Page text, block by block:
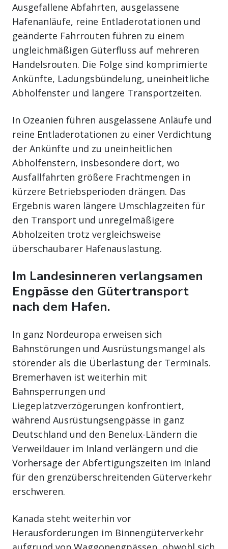
Ausgefallene Abfahrten, ausgelassene
Hafenanläufe, reine Entladerotationen und
geänderte Fahrrouten führen zu einem
ungleichmäßigen Güterfluss auf mehreren
Handelsrouten. Die Folge sind komprimierte
Ankünfte, Ladungsbündelung, uneinheitliche
Abholfenster und längere Transportzeiten.
In Ozeanien führen ausgelassene Anläufe und
reine Entladerotationen zu einer Verdichtung
der Ankünfte und zu uneinheitlichen
Abholfenstern, insbesondere dort, wo
Ausfallfahrten größere Frachtmengen in
kürzere Betriebsperioden drängen. Das
Ergebnis waren längere Umschlagzeiten für
den Transport und unregelmäßigere
Abholzeiten trotz vergleichsweise
überschaubarer Hafenauslastung.
Im Landesinneren verlangsamen
Engpässe den Gütertransport
nach dem Hafen.
In ganz Nordeuropa erweisen sich
Bahnstörungen und Ausrüstungsmangel als
störender als die Überlastung der Terminals.
Bremerhaven ist weiterhin mit
Bahnsperrungen und
Liegeplatzverzögerungen konfrontiert,
während Ausrüstungsengpässe in ganz
Deutschland und den Benelux-Ländern die
Verweildauer im Inland verlängern und die
Vorhersage der Abfertigungszeiten im Inland
für den grenzüberschreitenden Güterverkehr
erschweren.
Kanada steht weiterhin vor
Herausforderungen im Binnengüterverkehr